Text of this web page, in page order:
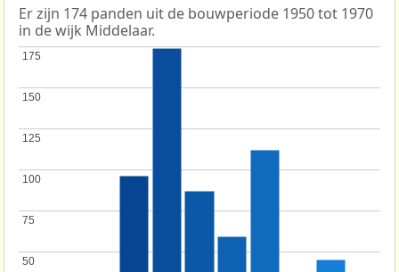
Er zijn 174 panden uit de bouwperiode 1950 tot 1970
in de wijk Middelaar.
50
50
75
75
100
100
125
125
150
150
175
175